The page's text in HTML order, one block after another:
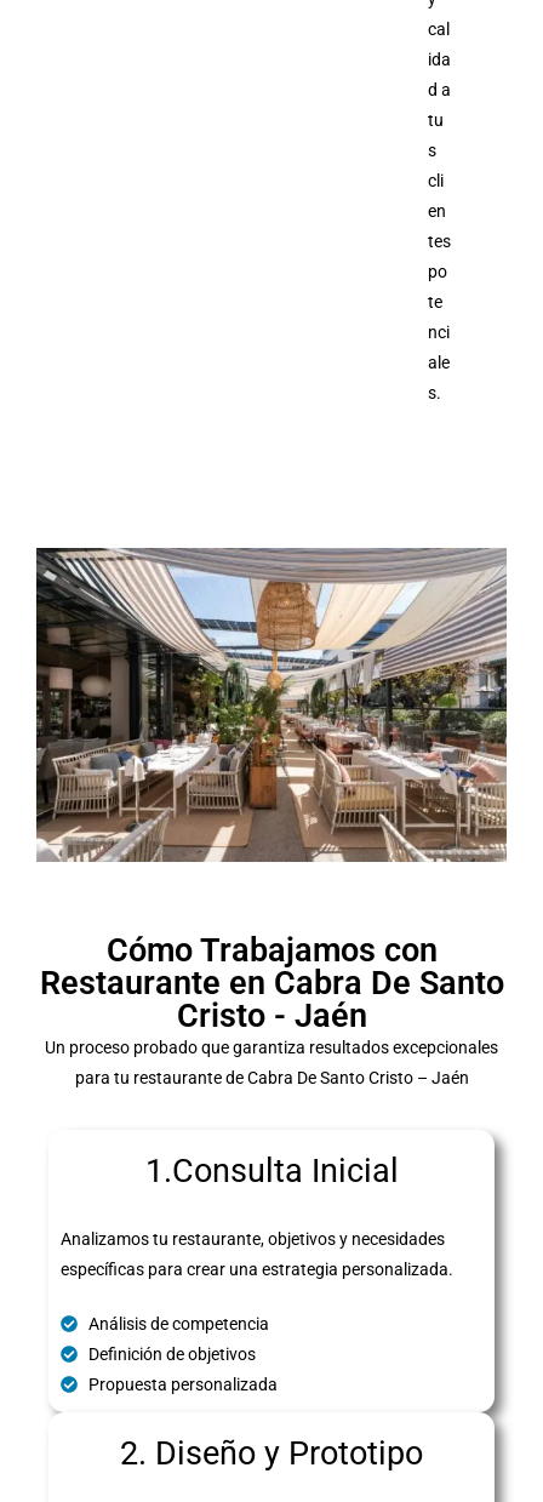
cal
ida
d a
tu
s
cli
en
tes
po
te
nci
ale
s.
Cómo Trabajamos con
Restaurante en Cabra De Santo
Cristo - Jaén
Un proceso probado que garantiza resultados excepcionales
para tu restaurante de Cabra De Santo Cristo – Jaén
1.Consulta Inicial
Analizamos tu restaurante, objetivos y necesidades
específicas para crear una estrategia personalizada.
Análisis de competencia
Definición de objetivos
Propuesta personalizada
2. Diseño y Prototipo